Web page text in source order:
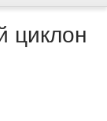
циклон